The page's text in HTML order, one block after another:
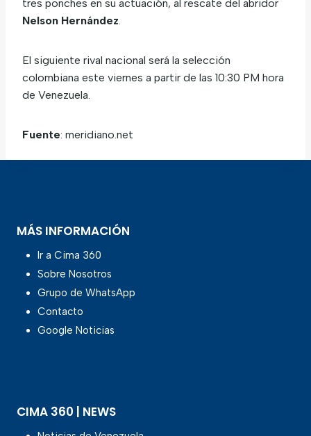
tres ponches en su actuación, al rescate del abridor
Nelson Hernández
El siguiente rival nacional será la selección
colombiana este viernes a partir de las 10:30 PM hora
de Venezuela.
Fuente: meridiano.net
MÁS INFORMACIÓN
Ir a Cima 360
Sobre Nosotros
Grupo de WhatsApp
Contacto
Google Noticias
CIMA 360 | NEWS